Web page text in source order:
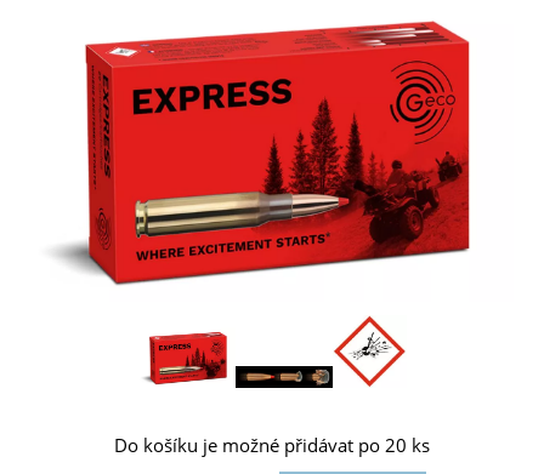
Do košíku je možné přidávat po 20 ks